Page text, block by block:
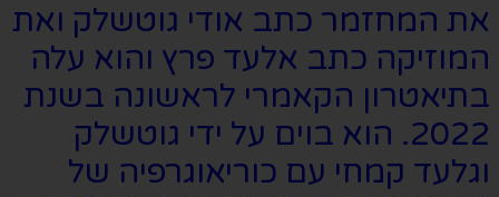
את המחזמר כתב אודי גוטשלק ואת
המוזיקה כתב אלעד פרץ והוא עלה
בתיאטרון הקאמרי לראשונה בשנת
2022. הוא בוים על ידי גוטשלק
וגלעד קמחי עם כוריאוגרפיה של